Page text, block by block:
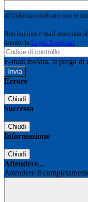
all'indirizzo indicato con le
Non hai una e-mail associata
tramite la Login Spaggiari
E-mail inviata, si prega di
Errore
Chiudi
Successo
Chiudi
Informazione
Chiudi
Attendere...
Attendere il